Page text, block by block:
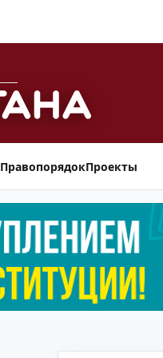
ПравопорядокПроекты